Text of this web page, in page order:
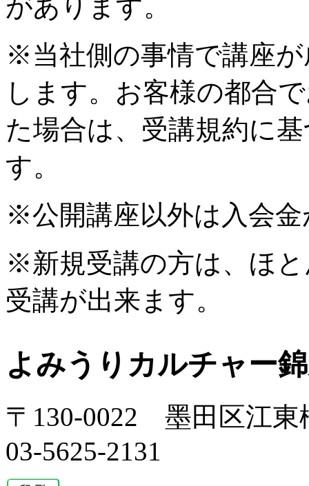
があります。
※当社側の事情で講座
します。お客様の都合
た場合は、受講規約に
す。
※公開講座以外は入会
※新規受講の方は、ほ
受講が出来ます。
よみうりカルチャー
〒130-0022 墨田区江東
03-5625-2131